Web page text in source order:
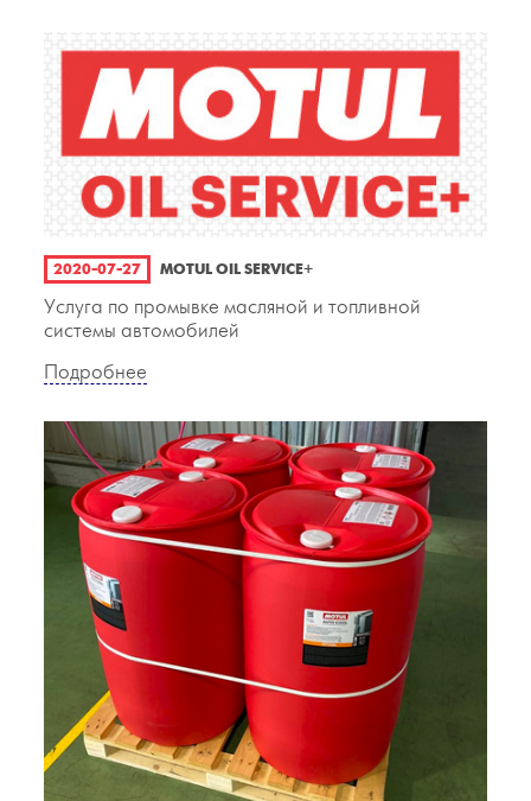
2020-07-27 MOTUL OIL SERVICE+
Услуга по промывке масляной и топливной
системы автомобилей
Подробнее